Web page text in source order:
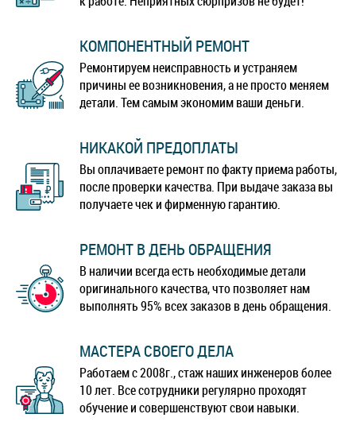
КОМПОНЕНТНЫЙ РЕМОНТ
Ремонтируем неисправность и устраняем
причины ее возникновения, а не просто меняем
детали. Тем самым экономим ваши деньги.
НИКАКОЙ ПРЕДОПЛАТЫ
Вы оплачиваете ремонт по факту приема работы,
после проверки качества. При выдаче заказа вы
получаете чек и фирменную гарантию.
РЕМОНТ В ДЕНЬ ОБРАЩЕНИЯ
В наличии всегда есть необходимые детали
оригинального качества, что позволяет нам
выполнять 95% всех заказов в день обращения.
МАСТЕРА СВОЕГО ДЕЛА
Работаем с 2008г., стаж наших инженеров более
10 лет. Все сотрудники регулярно проходят
обучение и совершенствуют свои навыки.